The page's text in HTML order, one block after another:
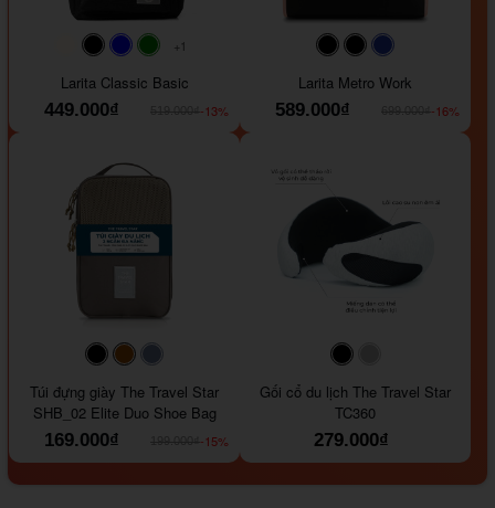
#faf0e6#000000#0000FF
+1
Larita Classic Basic
449.000₫
-13%
#000000#000000
Larita Metro Work
589.000₫
-16%
#000000#964B00
Túi đựng giày The Travel Star
SHB_02 Elite Duo Shoe Bag
169.000₫
-15%
Gối cổ du lịch The Travel Star
TC360
279.000₫